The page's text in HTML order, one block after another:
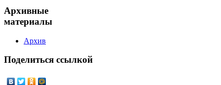
Архивные
материалы
Архив
Поделиться ссылкой